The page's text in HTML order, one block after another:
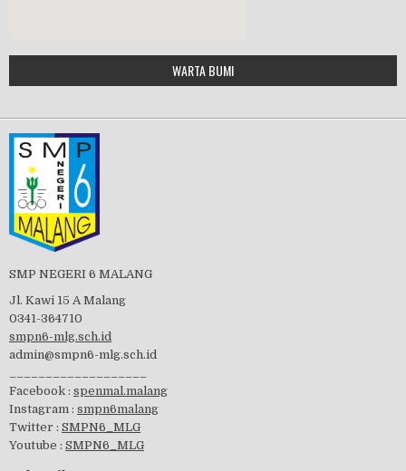
Tes Matrikulasi 2019
visitasi PPK 2019
GSF 2019
Google Maps Generator by
embedgooglemap.net
WARTA BUMI
SMP NEGERI 6 MALANG
Jl. Kawi 15 A Malang
0341-364710
smpn6-mlg.sch.id
admin@smpn6-mlg.sch.id
Facebook : spenmal.malang
Instagram : smpn6malang
Twitter : SMPN6_MLG
Youtube : SMPN6_MLG